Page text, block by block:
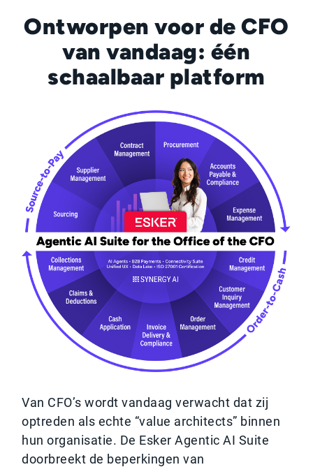
Ontworpen voor de CFO
van vandaag: één
schaalbaar platform
Van CFO’s wordt vandaag verwacht dat zij
optreden als echte “value architects” binnen
hun organisatie. De Esker Agentic AI Suite
doorbreekt de beperkingen van